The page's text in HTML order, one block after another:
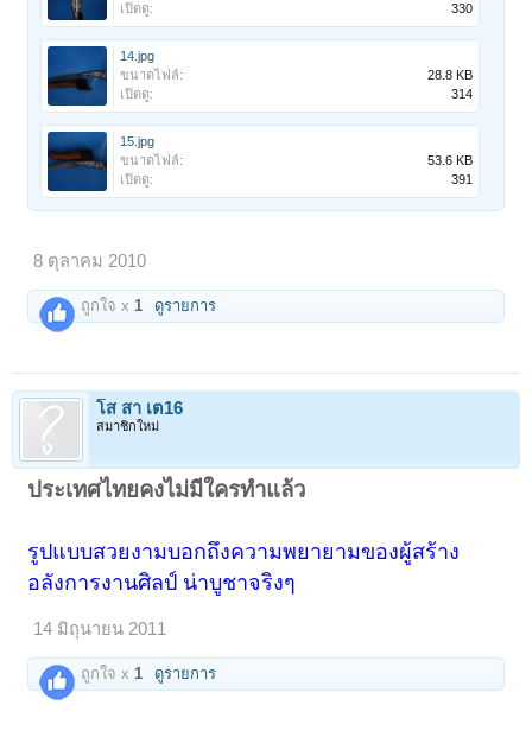
เปิดดู:
330
14.jpg
ขนาดไฟล์:
28.8 KB
เปิดดู:
314
15.jpg
ขนาดไฟล์:
53.6 KB
เปิดดู:
391
8 ตุลาคม 2010
ถูกใจ x1 ดูรายการ
โส สา เต16
สมาชิกใหม่
ประเทศไทยคงไม่มีใครทำแล้ว
รูปแบบสวยงามบอกถึงความพยายามของผู้สร้าง
อลังการงานศิลป์ น่าบูชาจริงๆ
14 มิถุนายน 2011
ถูกใจ x 1 ดูรายการ